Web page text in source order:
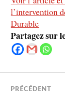
l’intervention
Durable
Partagez sur
PRÉCÉDENT